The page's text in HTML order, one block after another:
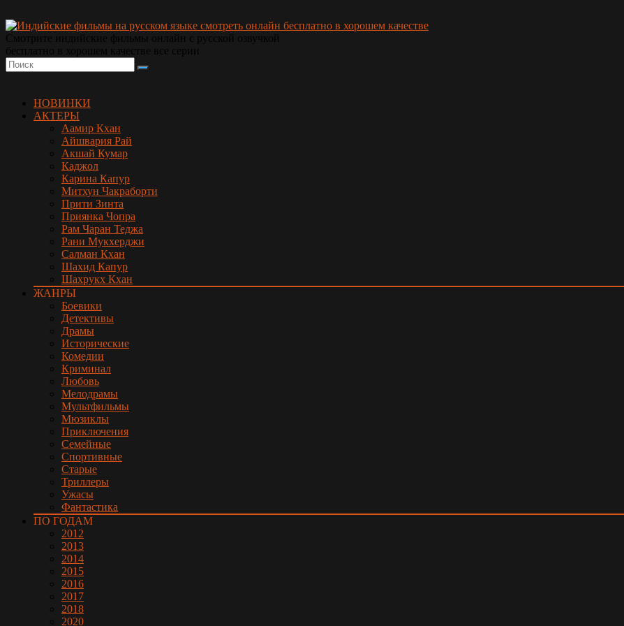
НОВИНКИ
АКТЕРЫ
Аамир Кхан
Айшвария Рай
Акшай Кумар
Каджол
Карина Капур
Митхун Чакраборти
Прити Зинта
Приянка Чопра
Рам Чаран Теджа
Рани Мукхерджи
Салман Кхан
Шахид Капур
Шахрукх Кхан
ЖАНРЫ
Боевики
Детективы
Драмы
Исторические
Комедии
Криминал
Любовь
Мелодрамы
Мультфильмы
Мюзиклы
Приключения
Семейные
Спортивные
Старые
Триллеры
Ужасы
Фантастика
ПО ГОДАМ
2012
2013
2014
2015
2016
2017
2018
2020